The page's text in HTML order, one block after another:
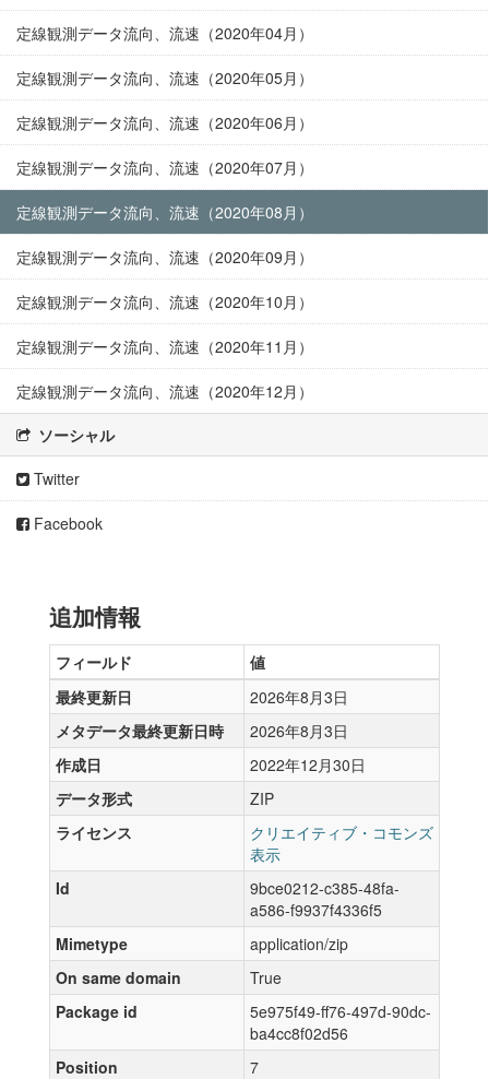
定線観測データ流向、流速（2020年04月）
定線観測データ流向、流速（2020年05月）
定線観測データ流向、流速（2020年06月）
定線観測データ流向、流速（2020年07月）
定線観測データ流向、流速（2020年08月）
定線観測データ流向、流速（2020年09月）
定線観測データ流向、流速（2020年10月）
定線観測データ流向、流速（2020年11月）
定線観測データ流向、流速（2020年12月）
ソーシャル
Twitter
Facebook
追加情報
フィールド
値
最終更新日
2026年8月3日
メタデータ最終更新日時
2026年8月3日
作成日
2022年12月30日
データ形式
ZIP
ライセンス
クリエイティブ・コモンズ
表示
Id
9bce0212-c385-48fa-
a586-f9937f4336f5
Mimetype
application/zip
On same domain
True
Package id
5e975f49-ff76-497d-90dc-
ba4cc8f02d56
Position
7